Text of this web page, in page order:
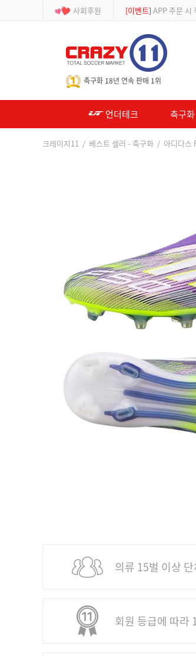
사회후원 [등급제] 회원가입 시
축구화 18년 연속 판매 1위
언더테크 축구화
크레이지11 / 베스트 셀러 - 축구화 / 아디다스
의류 15벌 이상
회원 등급에 따라